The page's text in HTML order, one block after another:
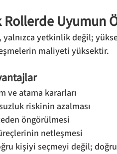
Uyumun
yetkinlik değil;
maliyeti yüksektir.
ve atama kararları
riskinin azalması
öngörülmesi
netleşmesi
kişiyi seçmeyi değil;